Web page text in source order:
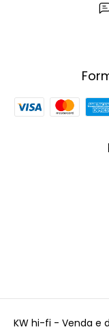
KW hi-fi - Venda e